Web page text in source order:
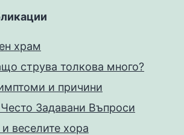
храм
струва толкова много?
и причини
Често Задавани Въпроси
веселите хора